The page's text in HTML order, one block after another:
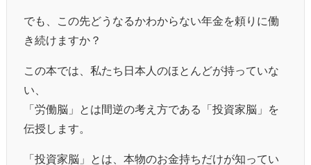
でも、この先どうなるかわからない年金を頼りに働
き続けますか？
この本では、私たち日本人のほとんどが持っていな
い、
「労働脳」とは間逆の考え方である「投資家脳」を
伝授します。
「投資家脳」とは、本物のお金持ちだけが知ってい